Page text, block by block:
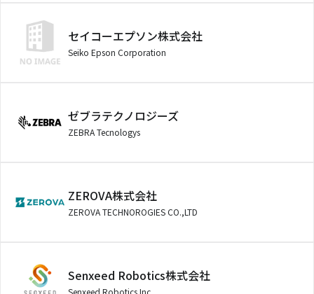
セイコーエプソン株式会社
Seiko Epson Corporation
ゼブラテクノロジーズ
ZEBRA Tecnologys
ZEROVA株式会社
ZEROVA TECHNOROGIES CO.,LTD
Senxeed Robotics株式会社
Senxeed Robotics Inc.